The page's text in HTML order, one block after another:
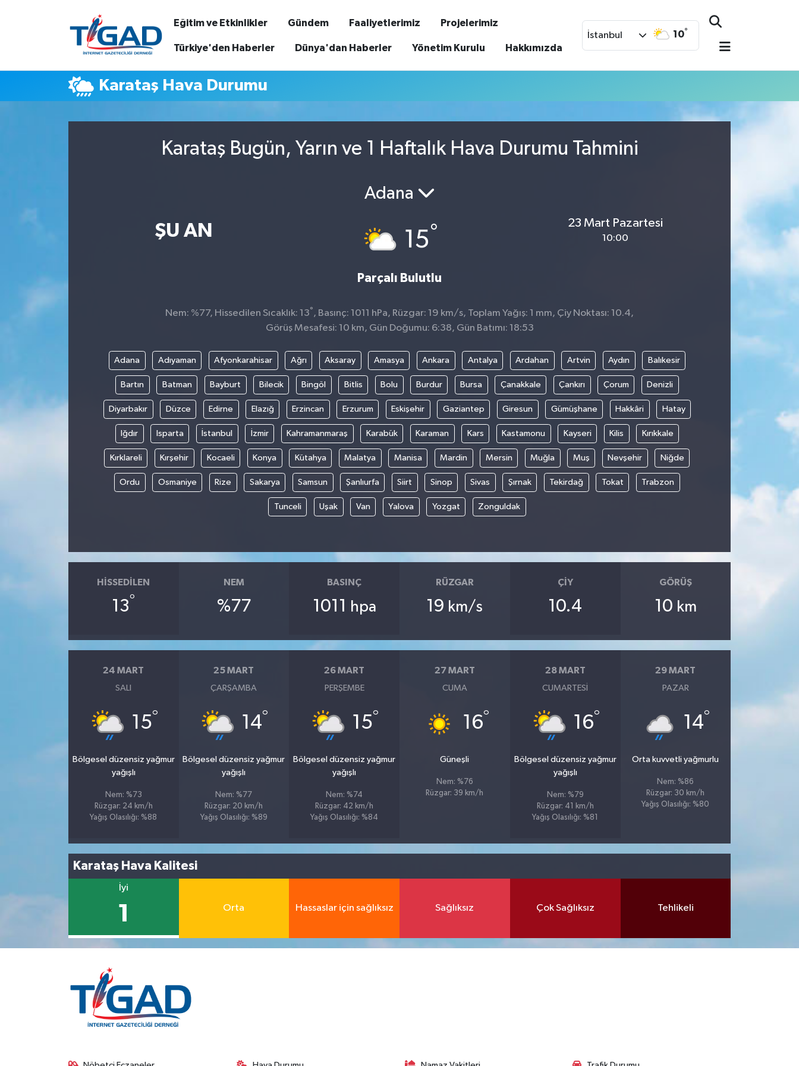
Eğitim ve Etkinlikler Gündem Faaliyetlerimiz Projelerimiz
Türkiye'den Haberler Dünya'dan Haberler Yönetim Kurulu Hakkımızda
İstanbul 10°
Karataş Hava Durumu
Karataş Bugün, Yarın ve 1 Haftalık Hava Durumu Tahmini
ŞU AN
Adana
15°
Parçalı Bulutlu
23 Mart Pazartesi
10:00
Nem: %77, Hissedilen Sıcaklık: 13° , Basınç: 1011 hPa, Rüzgar: 19 km/s, Toplam Yağış: 1 mm, Çiy Noktası: 10.4,
Görüş Mesafesi: 10 km, Gün Doğumu: 6:38, Gün Batımı: 18:53
Adana Adıyaman Afyonkarahisar Ağrı Aksaray Amasya Ankara Antalya Ardahan Artvin Aydın Balıkesir
Bartın Batman Bayburt Bilecik Bingöl Bitlis Bolu Burdur Bursa Çanakkale Çankırı Çorum Denizli
Diyarbakır Düzce Edirne Elazığ Erzincan Erzurum Eskişehir Gaziantep Giresun Gümüşhane Hakkâri Hatay
Iğdır Isparta İstanbul İzmir Kahramanmaraş Karabük Karaman Kars Kastamonu Kayseri Kilis Kırıkkale
Kırklareli Kırşehir Kocaeli Konya Kütahya Malatya Manisa Mardin Mersin Muğla Muş Nevşehir Niğde
Ordu Osmaniye Rize Sakarya Samsun Şanlıurfa Siirt Sinop Sivas Şırnak Tekirdağ Tokat Trabzon
Tunceli Uşak Van Yalova Yozgat Zonguldak
HISSEDILEN
13°
NEM
%77
BASINÇ
1011 hpa
RÜZGAR
19 km/s
ÇIY
10.4
GÖRÜŞ
10 km
24 MART
SALI
15°
Bölgesel düzensiz yağmur
yağışlı
Nem: %73
Rüzgar: 24 km/h
Yağış Olasılığı: %88
25 MART
ÇARŞAMBA
14°
Bölgesel düzensiz yağmur
yağışlı
Nem: %77
Rüzgar: 20 km/h
Yağış Olasılığı: %89
26 MART
PERŞEMBE
15°
Bölgesel düzensiz yağmur
yağışlı
Nem: %74
Rüzgar: 42 km/h
Yağış Olasılığı: %84
27 MART
CUMA
16°
Güneşli
Nem: %76
Rüzgar: 39 km/h
28 MART
CUMARTESI
16°
Bölgesel düzensiz yağmur
yağışlı
Nem: %79
Rüzgar: 41 km/h
Yağış Olasılığı: %81
29 MART
PAZAR
14°
Orta kuvvetli yağmurlu
Nem: %86
Rüzgar: 30 km/h
Yağış Olasılığı: %80
Karataş Hava Kalitesi
İyi
1 Orta Hassaslar için sağlıksız Sağlıksız Çok Sağlıksız Tehlikeli
Nöbetçi Eczaneler
Hava Durumu